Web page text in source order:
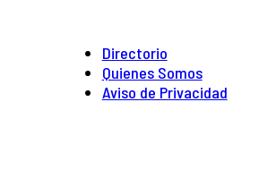
Directorio
Quienes Somos
Aviso de Privacidad